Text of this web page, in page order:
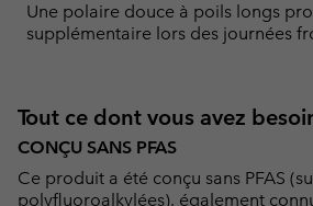
Une polaire douce à poils longs
supplémentaire lors des journées
Tout ce dont vous avez
CONÇU SANS PFAS
Ce produit a été conçu sans PFAS
polyfluoroalkylées), également